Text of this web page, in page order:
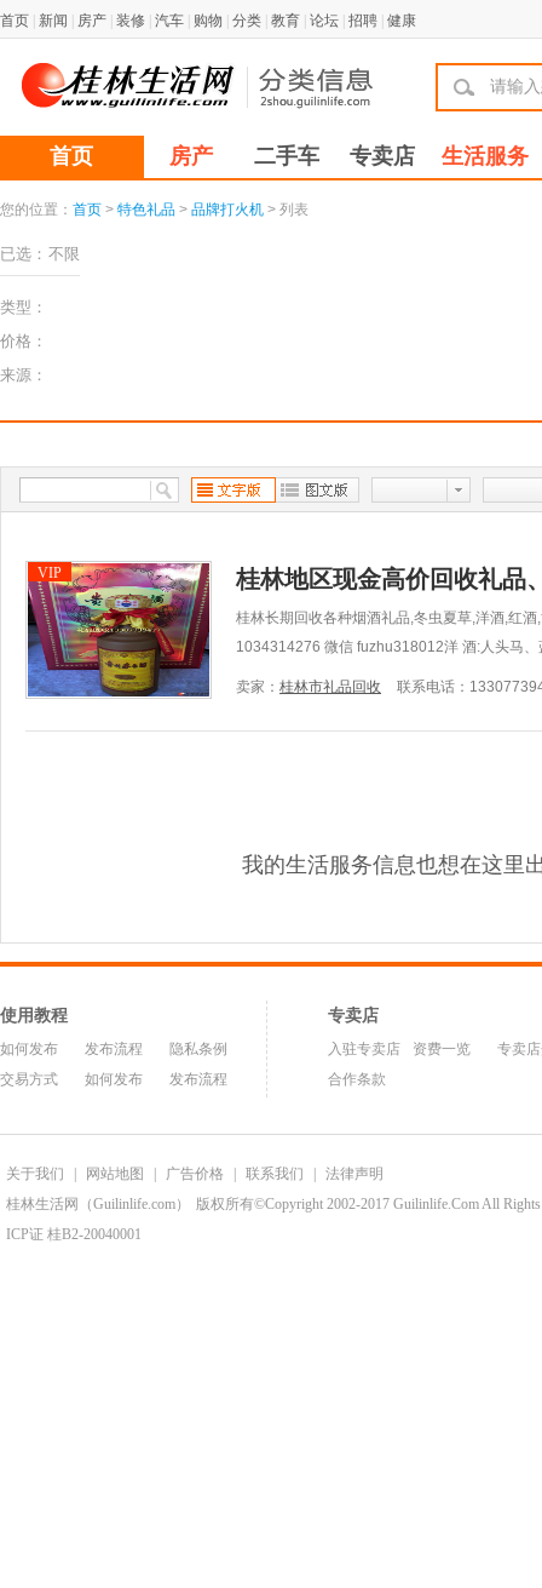
首页 新闻 房产 装修 汽车 购物 分类 教育 论坛 招聘 健康
首页 房产 二手车 专卖店 生活服务
您的位置： 首页 > 特色礼品 > 品牌打火机 > 列表
已选： 不限
类型：
价格：
来源：
VIP 桂林地区现金高价回收礼品
桂林长期回收各种烟酒礼品,冬虫夏草,洋酒,红
1034314276 微信 fuzhu318012洋 酒:人头马、
卖家： 桂林市礼品回收 联系电话：
我的生活服务信息也想在这里
使用教程
如何发布 发布流程
隐私条例
交易方式
如何发布 发布流程
专卖店
入驻专卖店 资费一览
专卖
合作条款
关于我们 网站地图 广告价格 联系我们
法律声明
桂林生活网（Guilinlife.com）
版权所有©Copyright 2002-2017 Guilinlife.Com All Rights
ICP证 桂B2-20040001